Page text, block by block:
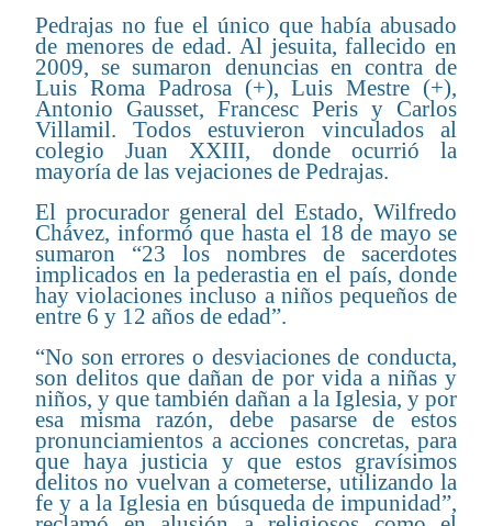
Pedrajas no fue el único que había abusado
de menores de edad. Al jesuita, fallecido en
2009, se sumaron denuncias en contra de
Luis Roma Padrosa (+), Luis Mestre (+),
Antonio Gausset, Francesc Peris y Carlos
Villamil. Todos estuvieron vinculados al
colegio Juan XXIII, donde ocurrió la
mayoría de las vejaciones de Pedrajas.
El procurador general del Estado, Wilfredo
Chávez, informó que hasta el 18 de mayo se
sumaron “23 los nombres de sacerdotes
implicados en la pederastia en el país, donde
hay violaciones incluso a niños pequeños de
entre 6 y 12 años de edad”.
“No son errores o desviaciones de conducta,
son delitos que dañan de por vida a niñas y
niños, y que también dañan a la Iglesia, y por
esa misma razón, debe pasarse de estos
pronunciamientos a acciones concretas, para
que haya justicia y que estos gravísimos
delitos no vuelvan a cometerse, utilizando la
fe y a la Iglesia en búsqueda de impunidad”,